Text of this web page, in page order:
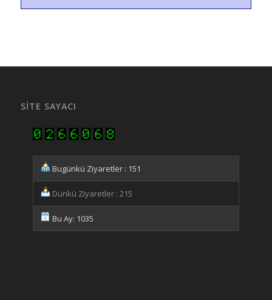
SITE SAYACI
Bugünkü Ziyaretler : 151
Dünkü Ziyaretler : 215
Bu Ay: 1035